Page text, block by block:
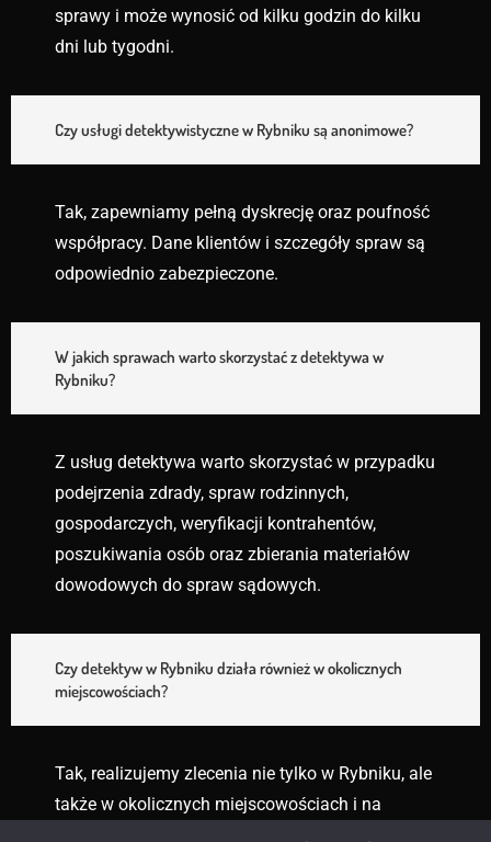
sprawy i może wynosić od kilku godzin do kilku
dni lub tygodni.
Czy usługi detektywistyczne w Rybniku są anonimowe?
Tak, zapewniamy pełną dyskrecję oraz poufność
współpracy. Dane klientów i szczegóły spraw są
odpowiednio zabezpieczone.
W jakich sprawach warto skorzystać z detektywa w
Rybniku?
Z usług detektywa warto skorzystać w przypadku
podejrzenia zdrady, spraw rodzinnych,
gospodarczych, weryfikacji kontrahentów,
poszukiwania osób oraz zbierania materiałów
dowodowych do spraw sądowych.
Czy detektyw w Rybniku działa również w okolicznych
miejscowościach?
Tak, realizujemy zlecenia nie tylko w Rybniku, ale
także w okolicznych miejscowościach i na